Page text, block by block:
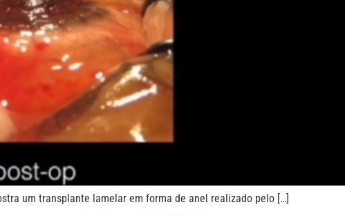
um transplante lamelar em forma de anel realizado pelo […]